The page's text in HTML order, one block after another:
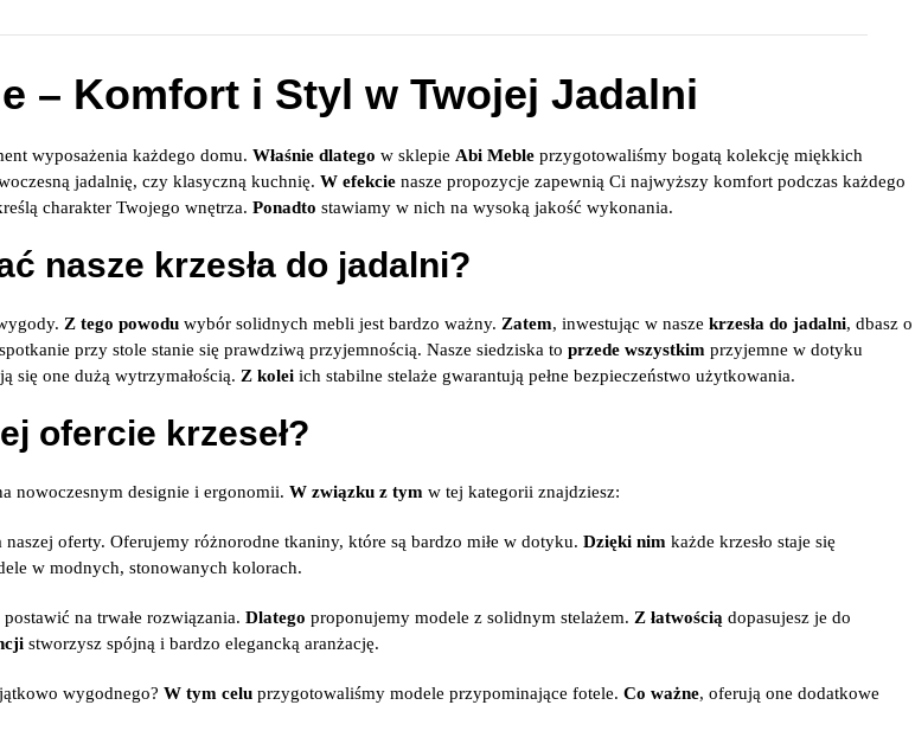
– Komfort i Styl w Twojej Jadalni
wyposażenia każdego domu. Właśnie dlatego w sklepie Abi Meble przygotowaliśmy bogatą kolekcję miękkich
jadalnię, czy klasyczną kuchnię. W efekcie nasze propozycje zapewnią Ci najwyższy komfort podczas każdego
charakter Twojego wnętrza. Ponadto stawiamy w nich na wysoką jakość wykonania.
nasze krzesła do jadalni?
Z tego powodu wybór solidnych mebli jest bardzo ważny. Zatem, inwestując w nasze krzesła do jadalni, dbasz o
przy stole stanie się prawdziwą przyjemnością. Nasze siedziska to przede wszystkim przyjemne w dotyku
się one dużą wytrzymałością. Z kolei ich stabilne stelaże gwarantują pełne bezpieczeństwo użytkowania.
ofercie krzeseł?
nowoczesnym designie i ergonomii. W związku z tym w tej kategorii znajdziesz:
naszej oferty. Oferujemy różnorodne tkaniny, które są bardzo miłe w dotyku. Dzięki nim każde krzesło staje się
w modnych, stonowanych kolorach.
na trwałe rozwiązania. Dlatego proponujemy modele z solidnym stelażem. Z łatwością dopasujesz je do
stworzysz spójną i bardzo elegancką aranżację.
wygodnego? W tym celu przygotowaliśmy modele przypominające fotele. Co ważne, oferują one dodatkowe